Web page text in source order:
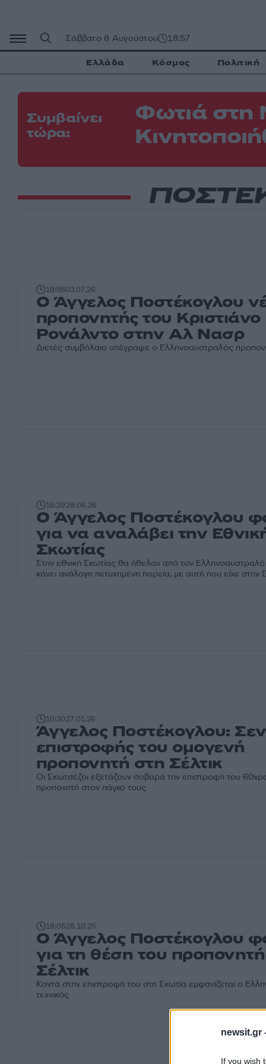
newsit.gr
If you wish
περιεχόμενο
Σάββατο 8 Αυγούστου 18:57
Ελλάδα Κόσμος Πολιτική
Συμβαίνει
τώρα:
Φωτιά στη
19:5503.07.26
Ο Άγγελος Ποστέκογλου
προπονητής του Κριστιάνο
Ρονάλντο στην Αλ Νασρ
Διετές συμβόλαιο υπέγραψε ο Ελληνοαυστραλός
16:2929.06.26
Ο Άγγελος Ποστέκογλου
για να αναλάβει την
Σκωτίας
Στην εθνική Σκωτίας θα ήθελαν από τον
κάνει ανάλογη πετυχημένη πορεία, με αυτή που είχε στην
10:3027.01.26
Άγγελος Ποστέκογλου:
επιστροφής του ομογενή
προπονητή στη Σέλτικ
Οι Σκωτσέζοι εξετάζουν σοβαρά την επιστροφή του
προπονητή στον πάγκο τους
18:0528.10.25
Ο Άγγελος Ποστέκογλου
για τη θέση του
Σέλτικ
Κοντά στην επιστροφή του στη Σκωτία εμφανίζεται ο
τεχνικός